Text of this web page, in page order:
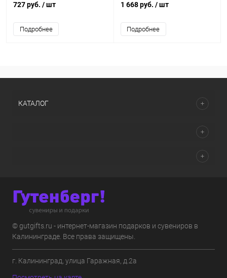
727 руб. / шт
Подробнее
1 668 руб. / шт
Подробнее
КАТАЛОГ
© gutgifts.ru - интернет-магазин подарков и сувениров в
Калининграде. Все права защищены.
г. Калининград, улица Гаражная, д.2а